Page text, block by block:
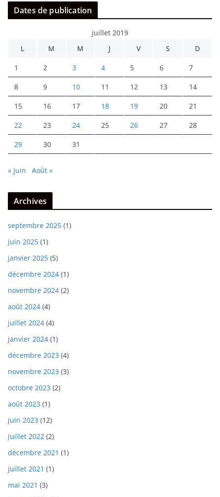
Dates de publication
juillet 2019
L
M M J V S D
1 2 3 4 5 6 7
8 9 10 11 12 13 14
15 16 17 18 19 20 21
22 23 24 25 26 27 28
29 30 31
« Juin Août »
Archives
septembre 2025 (1)
juin 2025 (1)
janvier 2025 (5)
décembre 2024 (1)
novembre 2024 (2)
août 2024 (4)
juillet 2024 (4)
janvier 2024 (1)
décembre 2023 (4)
novembre 2023 (3)
octobre 2023 (2)
août 2023 (1)
juin 2023 (12)
juillet 2022 (2)
décembre 2021 (1)
juillet 2021 (1)
mai 2021 (3)